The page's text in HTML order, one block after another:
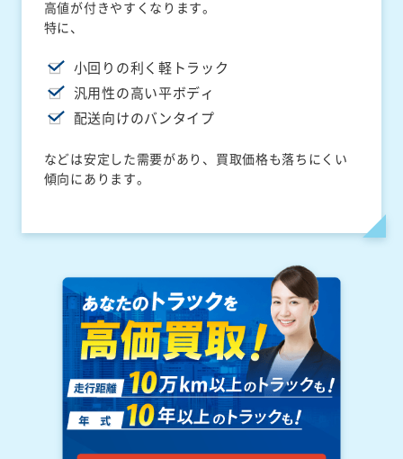
高値が付きやすくなります。
特に、
小回りの利く軽トラック
汎用性の高い平ボディ
配送向けのバンタイプ
などは安定した需要があり、買取価格も落ちにくい
傾向にあります。